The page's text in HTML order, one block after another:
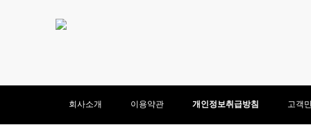
회사소개 이용약관 개인정보취급방침 고객